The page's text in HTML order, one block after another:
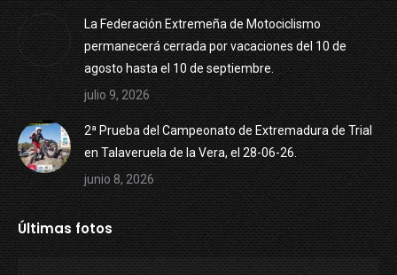
La Federación Extremeña de Motociclismo
permanecerá cerrada por vacaciones del 10 de
agosto hasta el 10 de septiembre.
julio 9, 2026
2ª Prueba del Campeonato de Extremadura de Trial
en Talaveruela de la Vera, el 28-06-26.
junio 8, 2026
Últimas fotos